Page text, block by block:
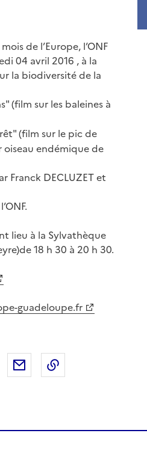
de l’Europe, l’ONF
04 avril 2016 , à la
la biodiversité de la
(film sur les baleines à
(film sur le pic de
endémique de
Franck DECLUZET et
lieu à la Sylvathèque
18 h 30 à 20 h 30.
guadeloupe.fr
sur X
Partager sur LinkedIn
Partager par email